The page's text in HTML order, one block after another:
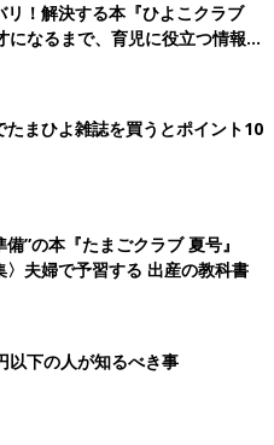
リ！解決する本『ひよこクラブ
なるまで、育児に役立つ情報が
たまひよ雑誌を買うとポイント10
”の本『たまごクラブ 夏号』
〉夫婦で予習する 出産の教科書
以下の人が知るべき事